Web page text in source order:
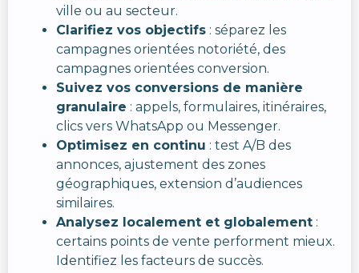
ville ou au secteur.
Clarifiez vos objectifs : séparez les
campagnes orientées notoriété, des
campagnes orientées conversion.
Suivez vos conversions de manière
granulaire : appels, formulaires, itinéraires,
clics vers WhatsApp ou Messenger.
Optimisez en continu : test A/B des
annonces, ajustement des zones
géographiques, extension d’audiences
similaires.
Analysez localement et globalement :
certains points de vente performent mieux.
Identifiez les facteurs de succès.